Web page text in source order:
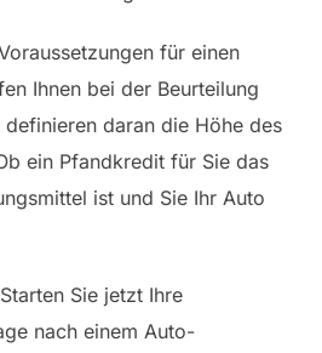
für einen
Ihnen bei der Beurteilung
definieren daran die Höhe des
ein Pfandkredit für Sie das
ist und Sie Ihr Auto
Sie jetzt Ihre
nach einem Auto-